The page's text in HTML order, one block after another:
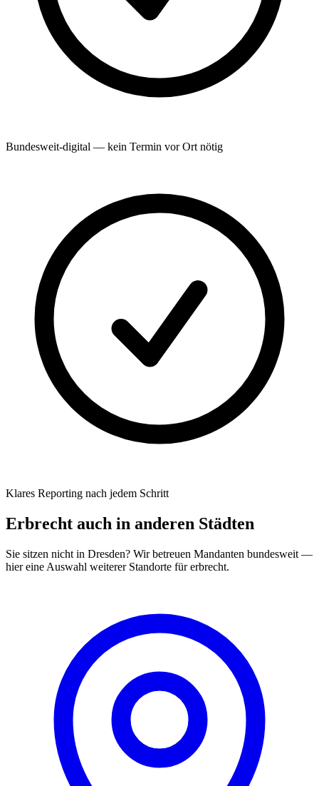
Bundesweit-digital — kein Termin vor Ort nötig
Klares Reporting nach jedem Schritt
Erbrecht auch in anderen Städten
Sie sitzen nicht in Dresden? Wir betreuen Mandanten bundesweit —
hier eine Auswahl weiterer Standorte fürerbrecht.